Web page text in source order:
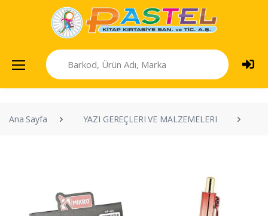
Ana Sayfa YAZI GEREÇLERI VE MALZEMELERI